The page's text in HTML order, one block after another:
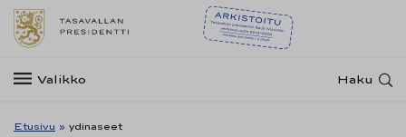
Valikko Haku
Etusivu » ydinaseet